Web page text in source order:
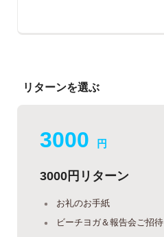
リターンを選ぶ
3000 円
3000円リターン
お礼のお手紙
ビーチヨガ＆報告会ご招待